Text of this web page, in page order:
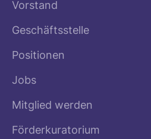
Vorstand
Geschäftsstelle
Positionen
Jobs
Mitglied werden
Förderkuratorium